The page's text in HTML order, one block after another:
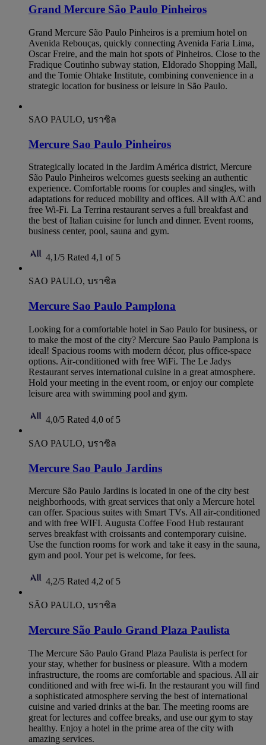
Grand Mercure São Paulo Pinheiros
Grand Mercure São Paulo Pinheiros is a premium hotel on
Avenida Rebouças, quickly connecting Avenida Faria Lima,
Oscar Freire, and the main hot spots of Pinheiros. Close to the
Fradique Coutinho subway station, Eldorado Shopping Mall,
and the Tomie Ohtake Institute, combining convenience in a
strategic location for business or leisure in São Paulo.
SAO PAULO, บราซิล
Mercure Sao Paulo Pinheiros
Strategically located in the Jardim América district, Mercure
São Paulo Pinheiros welcomes guests seeking an authentic
experience. Comfortable rooms for couples and singles, with
adaptations for reduced mobility and offices. All with A/C and
free Wi-Fi. La Terrina restaurant serves a full breakfast and
the best of Italian cuisine for lunch and dinner. Event rooms,
business center, pool, sauna and gym.
4,1/5 Rated 4,1 of 5
SAO PAULO, บราซิล
Mercure Sao Paulo Pamplona
Looking for a comfortable hotel in Sao Paulo for business, or
to make the most of the city? Mercure Sao Paulo Pamplona is
ideal! Spacious rooms with modern décor, plus office-space
options. Air-conditioned with free WiFi. The Le Jadys
Restaurant serves international cuisine in a great atmosphere.
Hold your meeting in the event room, or enjoy our complete
leisure area with swimming pool and gym.
4,0/5 Rated 4,0 of 5
SAO PAULO, บราซิล
Mercure Sao Paulo Jardins
Mercure São Paulo Jardins is located in one of the city best
neighborhoods, with great services that only a Mercure hotel
can offer. Spacious suites with Smart TVs. All air-conditioned
and with free WIFI. Augusta Coffee Food Hub restaurant
serves breakfast with croissants and contemporary cuisine.
Use the function rooms for work and take it easy in the sauna,
gym and pool. Your pet is welcome, for fees.
4,2/5 Rated 4,2 of 5
SÃO PAULO, บราซิล
Mercure São Paulo Grand Plaza Paulista
The Mercure São Paulo Grand Plaza Paulista is perfect for
your stay, whether for business or pleasure. With a modern
infrastructure, the rooms are comfortable and spacious. All air
conditioned and with free wi-fi. In the restaurant you will find
a sophisticated atmosphere serving the best of international
cuisine and varied drinks at the bar. The meeting rooms are
great for lectures and coffee breaks, and use our gym to stay
healthy. Enjoy a hotel in the prime area of ​​the city with
amazing services.